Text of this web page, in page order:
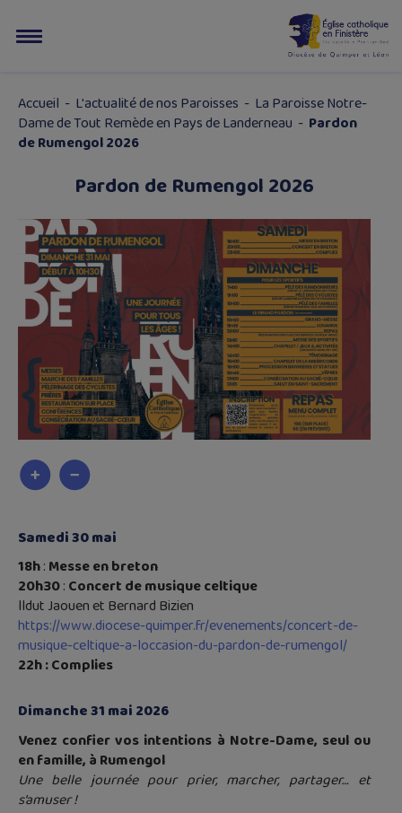
Accueil - L'actualité de nos Paroisses - La Paroisse Notre-
Dame de Tout Remède en Pays de Landerneau - Pardon
de Rumengol 2026
Pardon de Rumengol 2026
Samedi 30 mai
18h: Messe en breton
20h30: Concert de musique celtique
lldut Jaouen et Bernard Bizien
https://www.diocese-quimper.fr/evenements/concert-de-
musique-celtique-a-loccasion-du-pardon-de-rumengol/
22h : Complies
Dimanche 31 mai 2026
Venez confier vos intentions à Notre-Dame, seul ou
en famille, à Rumengol
Une belle journée pour prier, marcher, partager… et
s’amuser !